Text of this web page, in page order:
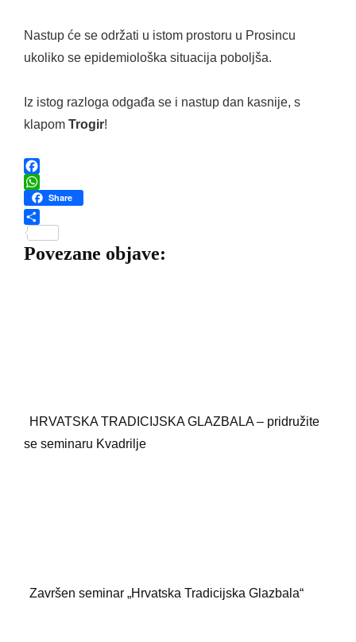
Nastup će se održati u istom prostoru u Prosincu
ukoliko se epidemiološka situacija poboljša.
Iz istog razloga odgađa se i nastup dan kasnije, s
klapom Trogir!
F
c
e
b
o
W
h
a
t
s
Share
h
a
Povezane objave:
HRVATSKA TRADICIJSKA GLAZBALA – pridružite
se seminaru Kvadrilje
Završen seminar „Hrvatska Tradicijska Glazbala“